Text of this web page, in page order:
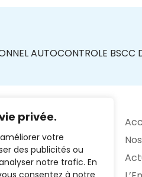
privée.
votre
des publicités ou
notre trafic. En
consentez à notre